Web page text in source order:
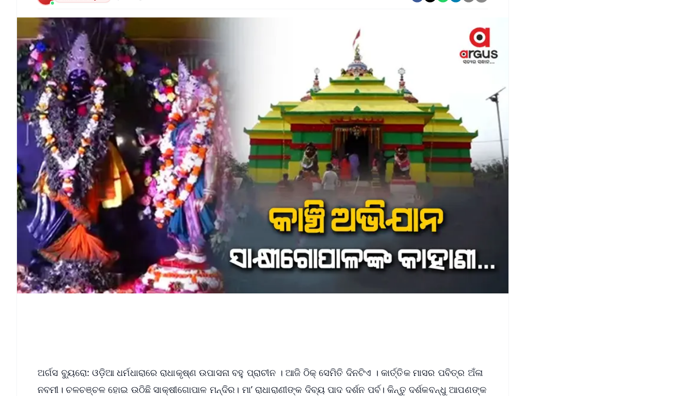
ଅର୍ଗସ ବ୍ୟୁରୋ: ଓଡ଼ିଆ ଧର୍ମଧାରାରେ ରାଧାକୃଷ୍ଣ ଉପାସନା ବହୁ ପ୍ରାଚୀନ । ଆଜି ଠିକ୍ ସେମିତି ଦିନଟିଏ । କାର୍ତ୍ତିକ ମାସର ପବିତ୍ର ଅଁଳା
ନବମୀ। ଚଳଚଞ୍ଚଳ ହୋଇ ଉଠିଛି ସାକ୍ଷୀଗୋପାଳ ମନ୍ଦିର। ମା’ ରାଧାରାଣୀଙ୍କ ଦିବ୍ୟ ପାଦ ଦର୍ଶନ ପର୍ବ। କିନ୍ତୁ ଦର୍ଶକବନ୍ଧୁ ଆପଣଙ୍କ